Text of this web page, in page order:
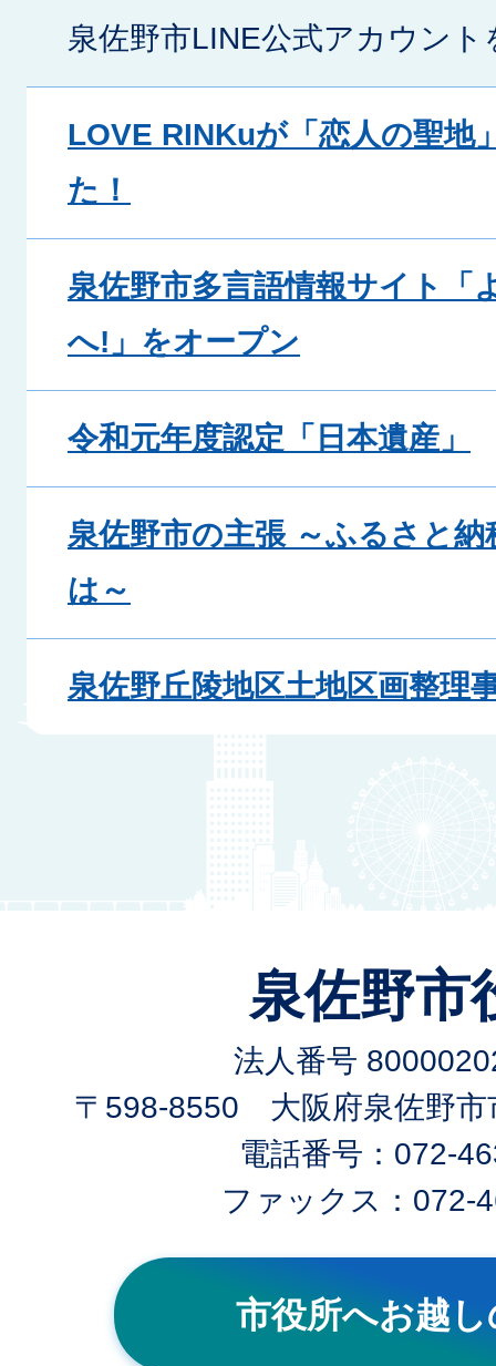
泉佐野市LINE公式アカウン
LOVE RINKuが「恋人の聖地
た！
泉佐野市多言語情報サイト「
へ!」をオープン
令和元年度認定「日本遺産」
泉佐野市の主張 ～ふるさと
は～
泉佐野丘陵地区土地区画整理
泉佐野市
法人番号
〒598-8550 大阪府泉佐野市
電話番号：072-
ファックス：072-
市役所へお越